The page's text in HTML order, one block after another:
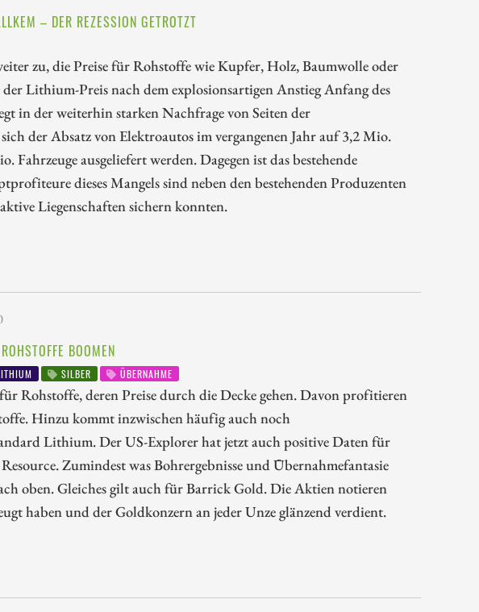
– DER REZESSION GETROTZT
zu, die Preise für Rohstoffe wie Kupfer, Holz, Baumwolle oder
Lithium-Preis nach dem explosionsartigen Anstieg Anfang des
in der weiterhin starken Nachfrage von Seiten der
der Absatz von Elektroautos im vergangenen Jahr auf 3,2 Mio.
ausgeliefert werden. Dagegen ist das bestehende
dieses Mangels sind neben den bestehenden Produzenten
Liegenschaften sichern konnten.
BOOMEN
SILBER ÜBERNAHME
Rohstoffe, deren Preise durch die Decke gehen. Davon profitieren
Hinzu kommt inzwischen häufig auch noch
Lithium. Der US-Explorer hat jetzt auch positive Daten für
Zumindest was Bohrergebnisse und Übernahmefantasie
oben. Gleiches gilt auch für Barrick Gold. Die Aktien notieren
haben und der Goldkonzern an jeder Unze glänzend verdient.